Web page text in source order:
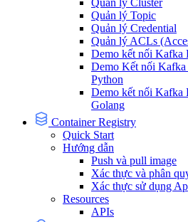
Quản lý Cluster
Quản lý Topic
Quản lý Credential
Quản lý ACLs
Demo kết nối
Demo Kết nối
Python
Demo kết nối
Golang
Container Registry
Quick Start
Hướng dẫn
Push và pull image
Xác thực và phân
Xác thực sử dụng
Resources
APIs